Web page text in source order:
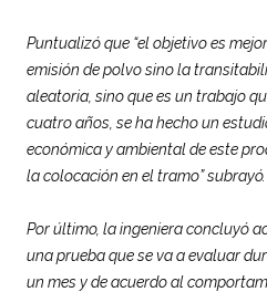
Puntualizó que “el objetivo es
emisión de polvo sino la
aleatoria, sino que es un trabajo
cuatro años, se ha hecho un
económica y ambiental de este
la colocación en el tramo” subrayó.
Por último, la ingeniera concluyó
una prueba que se va a evaluar
un mes y de acuerdo al